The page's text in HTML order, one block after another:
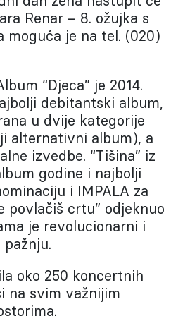
Renar – 8. ožujka s
moguća je na tel. (020)
“Djeca” je 2014.
debitantski album,
u dvije kategorije
alternativni album), a
izvedbe. “Tišina” iz
godine i najbolji
i IMPALA za
povlačiš crtu” odjeknuo
je revolucionarni i
oko 250 koncertnih
na svim važnijim